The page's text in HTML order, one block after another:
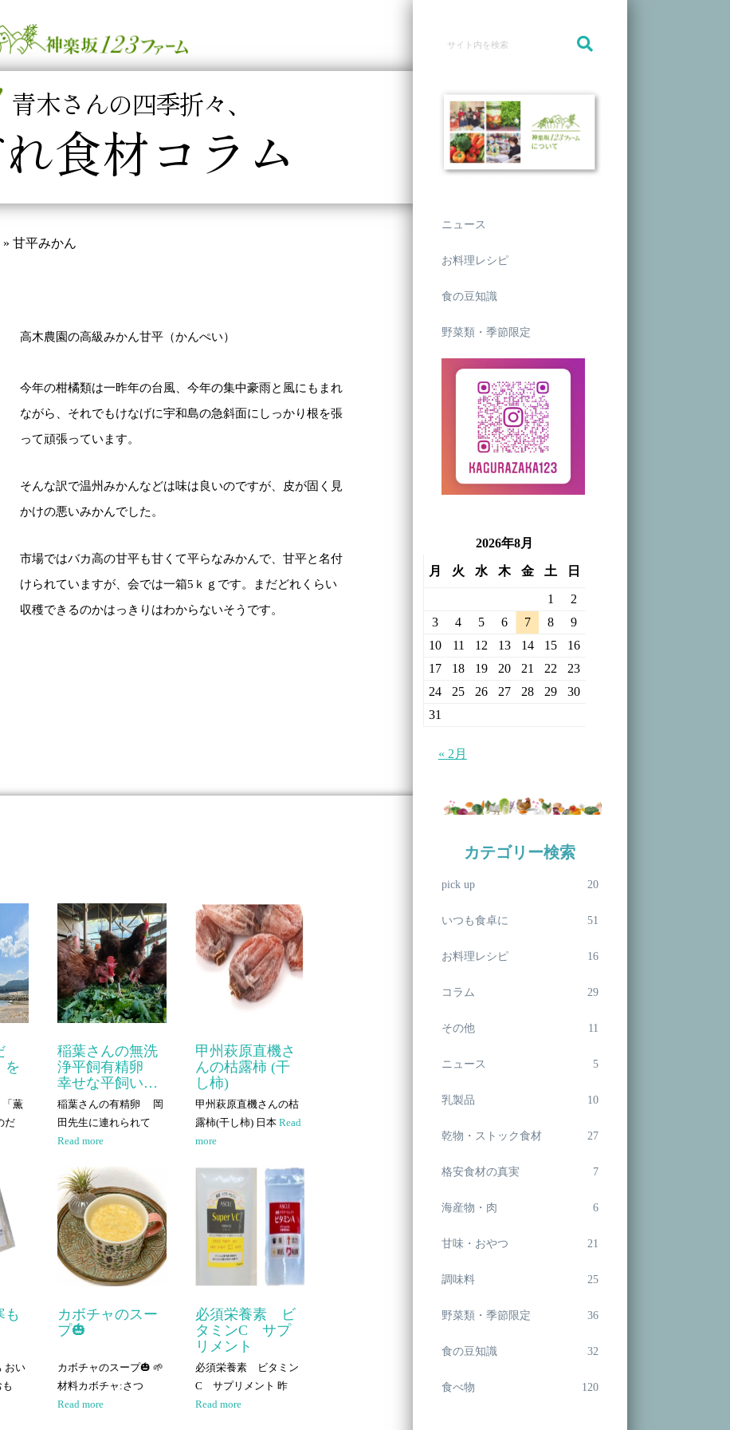
青木さんの四季折々、
食材コラム
» 甘平みかん
高木農園の高級みかん甘平（かんぺい）
今年の柑橘類は一昨年の台風、今年の集中豪雨と風にもまれ
ながら、それでもけなげに宇和島の急斜面にしっかり根を張
って頑張っています。
そんな訳で温州みかんなどは味は良いのですが、皮が固く見
かけの悪いみかんでした。
市場ではバカ高の甘平も甘くて平らなみかんで、甘平と名付
けられていますが、会では一箱5ｋｇです。まだどれくらい
収穫できるのかはっきりはわからないそうです。
薫
だ
も
おい
稲葉さんの無洗
浄平飼有精卵
幸せな平飼い…
稲葉さんの有精卵 岡
田先生に連れられて
Read more
カボチャのスー
プ🎃
カボチャのスープ🎃 🌱
材料カボチャ:さつ
Read more
甲州萩原直機さ
んの枯露柿 (干
し柿)
甲州萩原直機さんの枯
露柿(干し柿) 日本Read
more
必須栄養素 ビ
タミンC サプ
リメント
必須栄養素 ビタミン
C サプリメント 昨
Read more
ニュース
お料理レシピ
食の豆知識
野菜類・季節限定
2026年8月
月 火 水 木 金 土 日
1
2
3
4 5 6 7 8
9
10
11 12 13 14 15
16
17
18 19 20 21 22
23
24
25 26 27 28 29
30
31
« 2月
カテゴリー検索
pick up 20
いつも食卓に 51
お料理レシピ 16
コラム 29
その他 11
ニュース 5
乳製品 10
乾物・ストック食材 27
格安食材の真実 7
海産物・肉 6
甘味・おやつ 21
調味料 25
野菜類・季節限定 36
食の豆知識 32
食べ物 120